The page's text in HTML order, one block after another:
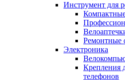
Инструмент для
Ремонтные
Электроника
Крепления
телефонов